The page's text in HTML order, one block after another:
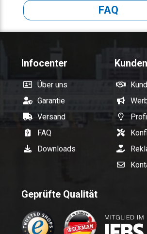
FAQ
Infocenter
Über uns
Garantie
Versand
FAQ
Downloads
Geprüfte Qualität